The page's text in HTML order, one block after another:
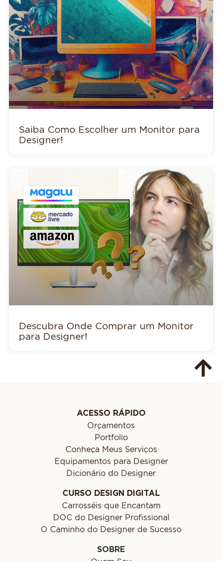
Saiba Como Escolher um Monitor para
Designer!
Descubra Onde Comprar um Monitor
para Designer!
ACESSO RÁPIDO
Orçamentos
Portfolio
Conheça Meus Serviços
Equipamentos para Designer
Dicionário do Designer
CURSO DESIGN DIGITAL
Carrosséis que Encantam
DOC do Designer Profissional
O Caminho do Designer de Sucesso
SOBRE